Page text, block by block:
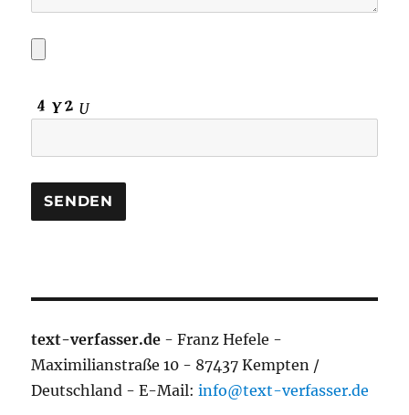
text-verfasser.de - Franz Hefele -
Maximilianstraße 10 - 87437 Kempten /
Deutschland - E-Mail:info@text-verfasser.de